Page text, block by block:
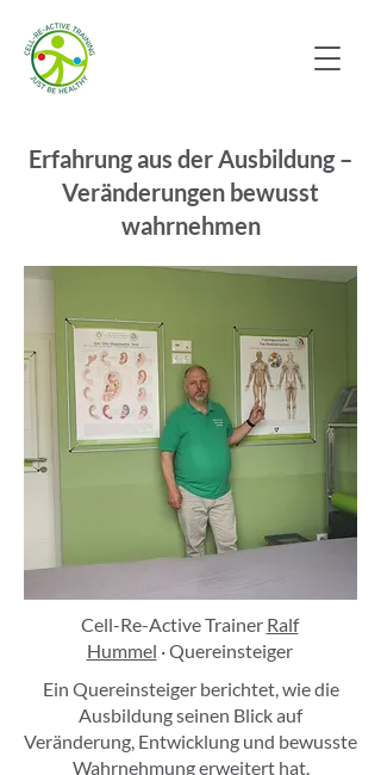
Erfahrung aus der Ausbildung –
Veränderungen bewusst
wahrnehmen
Cell-Re-Active Trainer Ralf
Hummel · Quereinsteiger
Ein Quereinsteiger berichtet, wie die
Ausbildung seinen Blick auf
Veränderung, Entwicklung und bewusste
Wahrnehmung erweitert hat.